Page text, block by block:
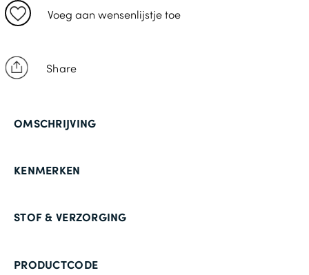
Voeg aan wensenlijstje toe
Share
2XL
KENMERKEN
OMSCHRIJVING
STOF & VERZORGING
PRODUCTCODE